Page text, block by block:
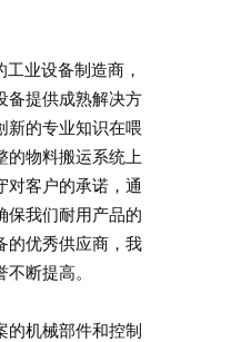
业设备制造商，
备提供成熟解决方
新的专业知识在喂
的物料搬运系统上
对客户的承诺，通
保我们耐用产品的
的优秀供应商，我
断提高。
的机械部件和控制